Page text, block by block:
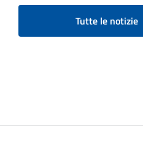
Tutte le notizie